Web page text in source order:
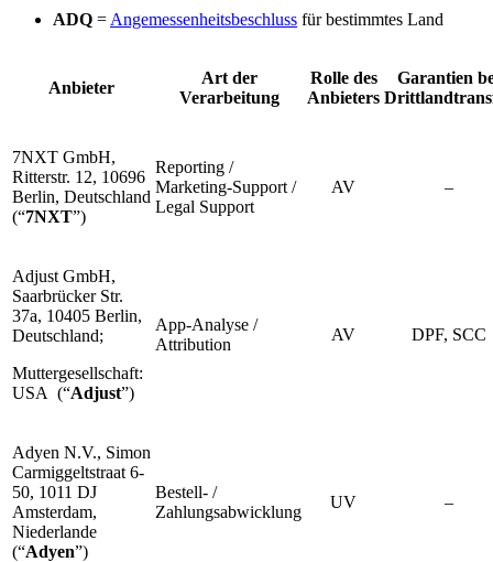
ADQ = Angemessenheitsbeschluss für bestimmtes Land
Anbieter
Art der
Verarbeitung
Rolle des
Anbieters
Garantien
7NXT GmbH,
Ritterstr. 12, 10696
Berlin, Deutschland
(“7NXT”)
Reporting /
Marketing-Support /
Legal Support
AV –
Adjust GmbH,
Saarbrücker Str.
37a, 10405 Berlin,
Deutschland;
Muttergesellschaft:
USA (“Adjust”)
App-Analyse /
Attribution
AV DPF, SCC
Adyen N.V., Simon
Carmiggeltstraat 6-
50, 1011 DJ
Amsterdam,
Niederlande
(“Adyen”)
Bestell- /
Zahlungsabwicklung
UV –